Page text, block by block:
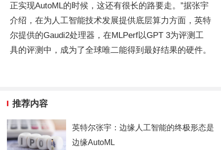
正实现AutoML的时候，这还有很长的路要走。”据张宇
介绍，在为人工智能技术发展提供底层算力方面，英特
尔提供的Gaudi2处理器，在MLPerf以GPT 3为评测工
具的评测中，成为了全球唯二能得到最好结果的硬件。
推荐内容
英特尔张宇：边缘人工智能的终极形态是
边缘AutoML